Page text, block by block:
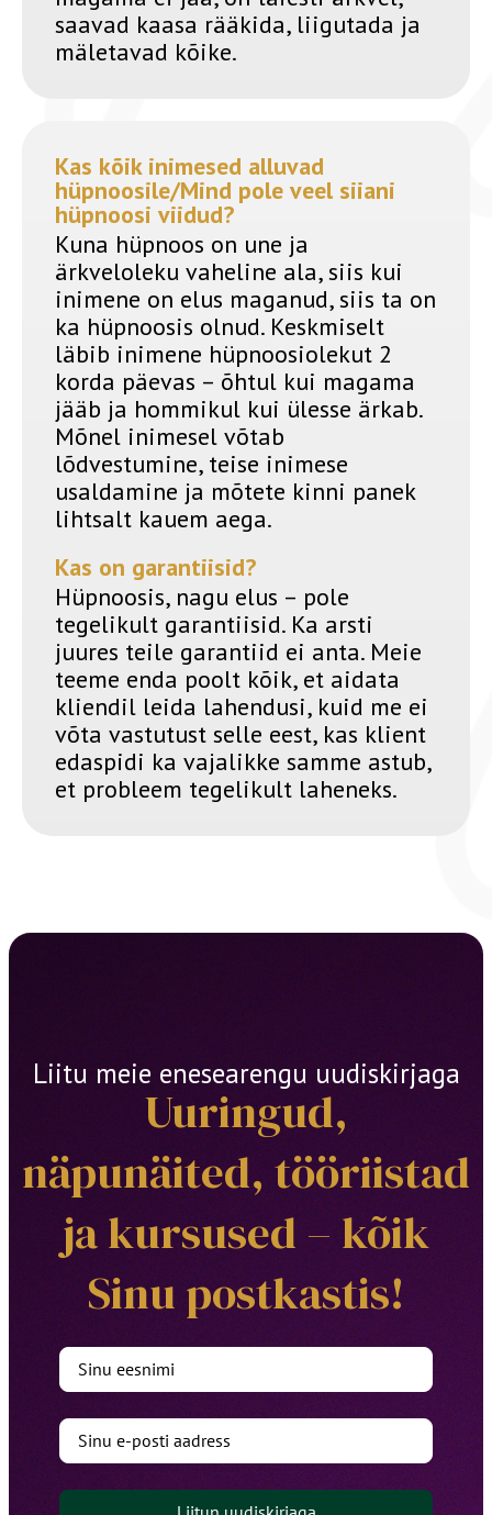
saavad kaasa rääkida, liigutada ja
mäletavad kõike.
Kas kõik inimesed alluvad
hüpnoosile/Mind pole veel siiani
hüpnoosi viidud?
Kuna hüpnoos on une ja
ärkveloleku vaheline ala, siis kui
inimene on elus maganud, siis ta on
ka hüpnoosis olnud. Keskmiselt
läbib inimene hüpnoosiolekut 2
korda päevas – õhtul kui magama
jääb ja hommikul kui ülesse ärkab.
Mõnel inimesel võtab
lõdvestumine, teise inimese
usaldamine ja mõtete kinni panek
lihtsalt kauem aega.
Kas on garantiisid?
Hüpnoosis, nagu elus – pole
tegelikult garantiisid. Ka arsti
juures teile garantiid ei anta. Meie
teeme enda poolt kõik, et aidata
kliendil leida lahendusi, kuid me ei
võta vastutust selle eest, kas klient
edaspidi ka vajalikke samme astub,
et probleem tegelikult laheneks.
Liitu meie enesearengu uudiskirjaga
Uuringud,
näpunäited, tööriistad
ja kursused – kõik
Sinu postkastis!